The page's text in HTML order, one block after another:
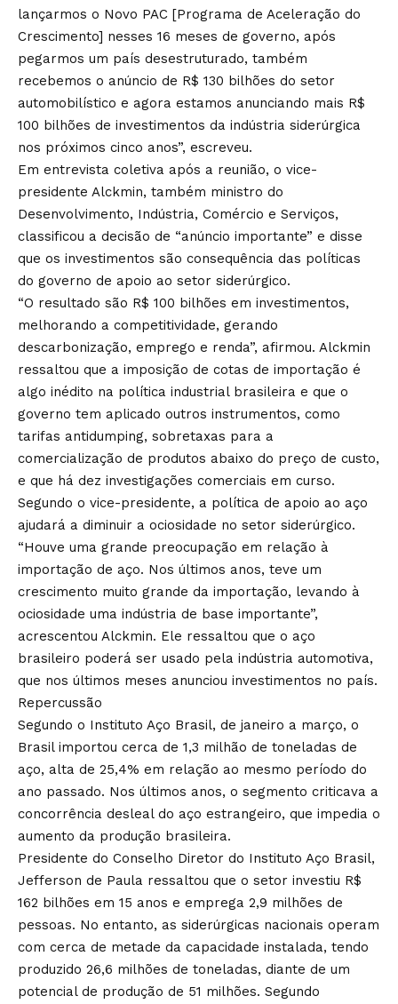
lançarmos o Novo PAC [Programa de Aceleração do
Crescimento] nesses 16 meses de governo, após
pegarmos um país desestruturado, também
recebemos o anúncio de R$ 130 bilhões do setor
automobilístico e agora estamos anunciando mais R$
100 bilhões de investimentos da indústria siderúrgica
nos próximos cinco anos”, escreveu.
Em entrevista coletiva após a reunião, o vice-
presidente Alckmin, também ministro do
Desenvolvimento, Indústria, Comércio e Serviços,
classificou a decisão de “anúncio importante” e disse
que os investimentos são consequência das políticas
do governo de apoio ao setor siderúrgico.
“O resultado são R$ 100 bilhões em investimentos,
melhorando a competitividade, gerando
descarbonização, emprego e renda”, afirmou. Alckmin
ressaltou que a imposição de cotas de importação é
algo inédito na política industrial brasileira e que o
governo tem aplicado outros instrumentos, como
tarifas antidumping, sobretaxas para a
comercialização de produtos abaixo do preço de custo,
e que há dez investigações comerciais em curso.
Segundo o vice-presidente, a política de apoio ao aço
ajudará a diminuir a ociosidade no setor siderúrgico.
“Houve uma grande preocupação em relação à
importação de aço. Nos últimos anos, teve um
crescimento muito grande da importação, levando à
ociosidade uma indústria de base importante”,
acrescentou Alckmin. Ele ressaltou que o aço
brasileiro poderá ser usado pela indústria automotiva,
que nos últimos meses anunciou investimentos no país.
Repercussão
Segundo o Instituto Aço Brasil, de janeiro a março, o
Brasil importou cerca de 1,3 milhão de toneladas de
aço, alta de 25,4% em relação ao mesmo período do
ano passado. Nos últimos anos, o segmento criticava a
concorrência desleal do aço estrangeiro, que impedia o
aumento da produção brasileira.
Presidente do Conselho Diretor do Instituto Aço Brasil,
Jefferson de Paula ressaltou que o setor investiu R$
162 bilhões em 15 anos e emprega 2,9 milhões de
pessoas. No entanto, as siderúrgicas nacionais operam
com cerca de metade da capacidade instalada, tendo
produzido 26,6 milhões de toneladas, diante de um
potencial de produção de 51 milhões. Segundo